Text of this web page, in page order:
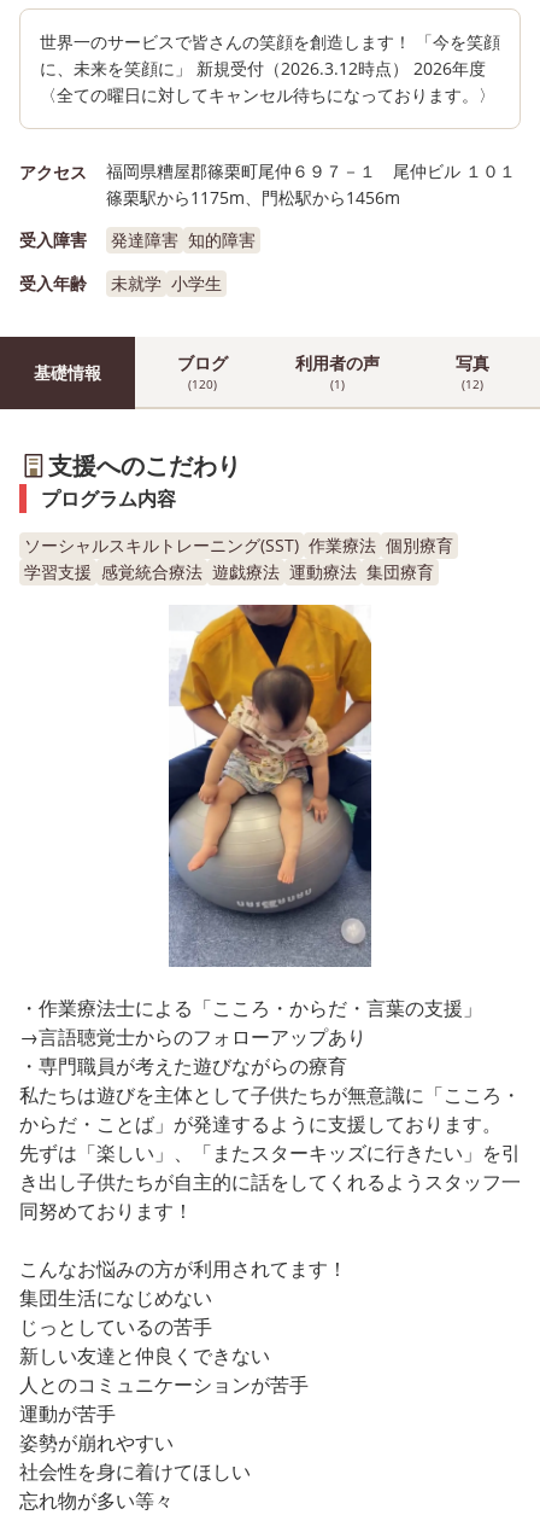
世界一のサービスで皆さんの笑顔を創造します！ 「今を笑顔
に、未来を笑顔に」 新規受付（2026.3.12時点） 2026年度
〈全ての曜日に対してキャンセル待ちになっております。〉
アクセス
福岡県糟屋郡篠栗町尾仲６９７－１ 尾仲ビル １０１
篠栗駅から1175m、門松駅から1456m
受入障害
発達障害 知的障害
受入年齢
未就学 小学生
基礎情報 ブログ
(120)
利用者の声
(1)
写真
(12)
支援へのこだわり
プログラム内容
ソーシャルスキルトレーニング(SST) 作業療法 個別療育
学習支援 感覚統合療法 遊戯療法 運動療法 集団療育
・作業療法士による「こころ・からだ・言葉の支援」
→言語聴覚士からのフォローアップあり
・専門職員が考えた遊びながらの療育
私たちは遊びを主体として子供たちが無意識に「こころ・
からだ・ことば」が発達するように支援しております。
先ずは「楽しい」、「またスターキッズに行きたい」を引
き出し子供たちが自主的に話をしてくれるようスタッフ一
同努めております！
こんなお悩みの方が利用されてます！
集団生活になじめない
じっとしているの苦手
新しい友達と仲良くできない
人とのコミュニケーションが苦手
運動が苦手
姿勢が崩れやすい
社会性を身に着けてほしい
忘れ物が多い等々